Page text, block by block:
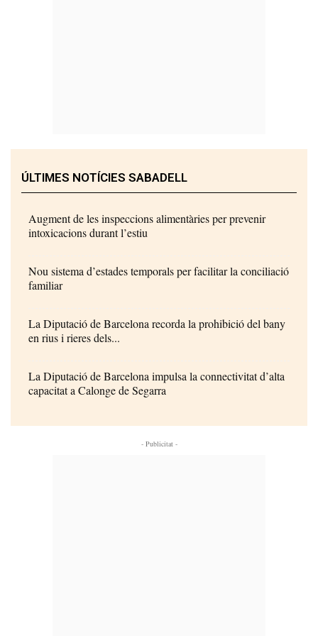
ÚLTIMES NOTÍCIES SABADELL
Augment de les inspeccions alimentàries per prevenir
intoxicacions durant l’estiu
Nou sistema d’estades temporals per facilitar la conciliació
familiar
La Diputació de Barcelona recorda la prohibició del bany
en rius i rieres dels...
La Diputació de Barcelona impulsa la connectivitat d’alta
capacitat a Calonge de Segarra
- Publicitat -